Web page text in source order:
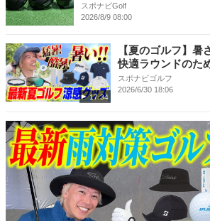
スポナビGolf
2026/8/9 08:00
17:34
【夏のゴルフ】暑
快適ラウンドのた
スポナビゴルフ
2026/6/30 18:06